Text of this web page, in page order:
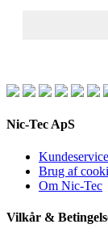
Nic-Tec ApS
Kundeservice
Brug af
Om Nic-Tec
Vilkår &